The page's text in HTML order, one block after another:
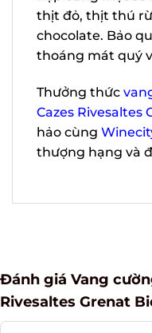
và kết hợp cùng
gốc từ thịt đỏ,
caramel,
Thưởng thức
Cazes Rivesaltes
tuyệt hảo cùng
Đánh giá Vang
Rivesaltes Grenat